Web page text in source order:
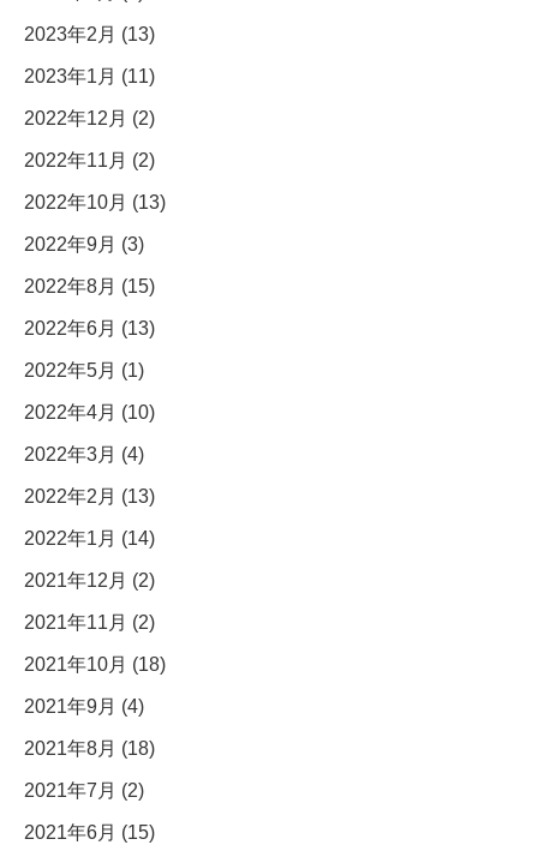
2023年2月 (13)
2023年1月 (11)
2022年12月 (2)
2022年11月 (2)
2022年10月 (13)
2022年9月 (3)
2022年8月 (15)
2022年6月 (13)
2022年5月 (1)
2022年4月 (10)
2022年3月 (4)
2022年2月 (13)
2022年1月 (14)
2021年12月 (2)
2021年11月 (2)
2021年10月 (18)
2021年9月 (4)
2021年8月 (18)
2021年7月 (2)
2021年6月 (15)